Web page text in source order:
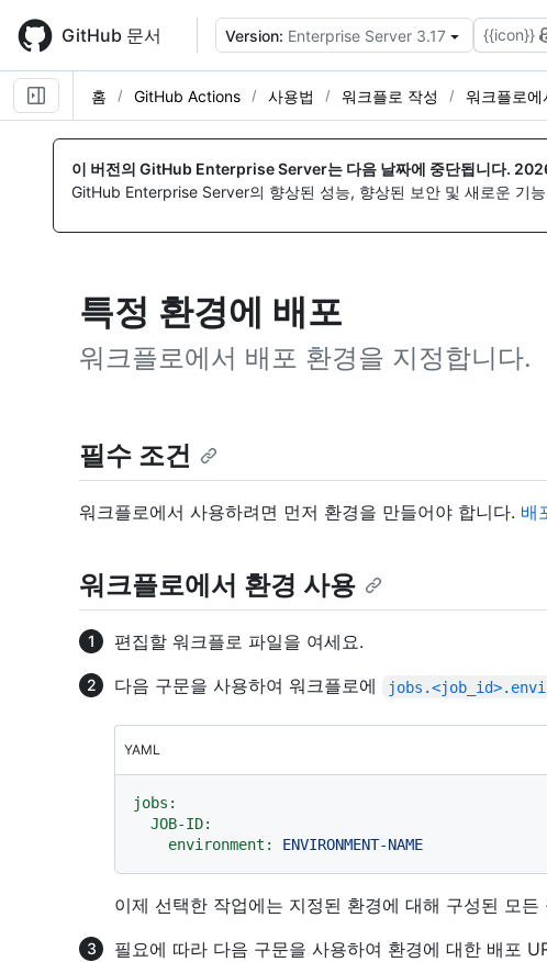
main
content
GitHub 문서 Version: Enterprise Server 3.17 {{icon}}
홈 GitHub Actions 사용법 워크플로 작성 워크플로에
이 버전의 GitHub Enterprise Server는 다음 날짜에 중단됩니다.
GitHub Enterprise Server의 향상된 성능, 향상된 보안 및 새로운 기
특정 환경에 배포
워크플로에서 배포 환경을 지정합니다.
필수 조건
워크플로에서 사용하려면 먼저 환경을 만들어야 합니다. 배
워크플로에서 환경 사용
편집할 워크플로 파일을 여세요.
다음 구문을 사용하여 워크플로에
YAML
jobs:
JOB-ID:
environment:
ENVIRONMENT-NAME
이제 선택한 작업에는 지정된 환경에 대해 구성된 모든
필요에 따라 다음 구문을 사용하여 환경에 대한 배포